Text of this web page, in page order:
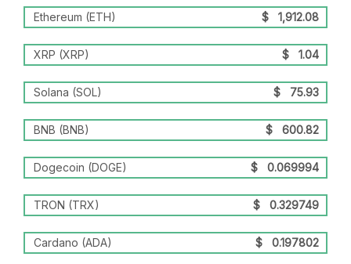
Ethereum (ETH) $ 1,912.08
XRP (XRP) $ 1.04
Solana (SOL) $ 75.93
BNB (BNB) $ 600.82
Dogecoin (DOGE) $ 0.069994
TRON (TRX) $ 0.329749
Cardano (ADA) $ 0.197802